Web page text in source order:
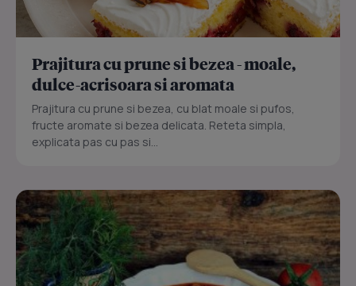
Prajitura cu prune si bezea - moale,
dulce-acrisoara si aromata
Prajitura cu prune si bezea, cu blat moale si pufos,
fructe aromate si bezea delicata. Reteta simpla,
explicata pas cu pas si...